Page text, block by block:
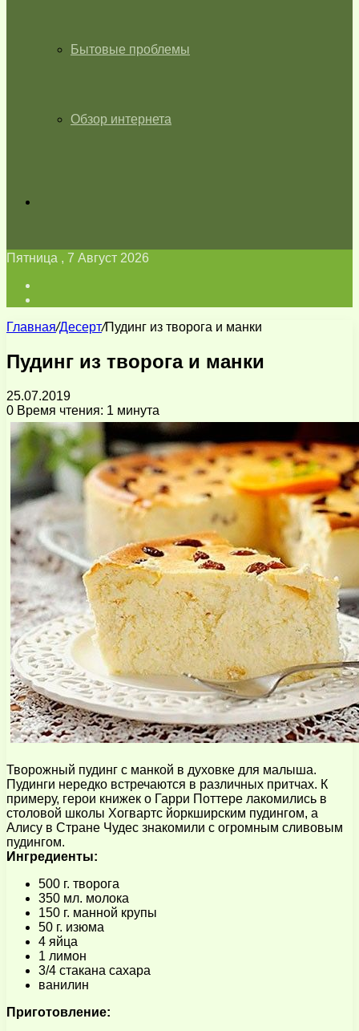
Бытовые проблемы
Обзор интернета
Пятница , 7 Август 2026
Главная/Десерт/Пудинг из творога и манки
Пудинг из творога и манки
25.07.2019
0 Время чтения: 1 минута
Творожный пудинг с манкой в духовке для малыша.
Пудинги нередко встречаются в различных притчах. К
примеру, герои книжек о Гарри Поттере лакомились в
столовой школы Хогвартс йоркширским пудингом, а
Алису в Стране Чудес знакомили с огромным сливовым
пудингом.
Ингредиенты:
500 г. творога
350 мл. молока
150 г. манной крупы
50 г. изюма
4 яйца
1 лимон
3/4 стакана сахара
ванилин
Приготовление: